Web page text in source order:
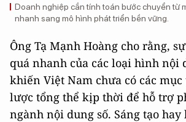
Doanh nghiệp cần tính toán bước chuyển từ
nhanh sang mô hình phát triển bền vững.
Ông Tạ Mạnh Hoàng cho rằng,
quá nhanh của các loại hình nội
khiến Việt Nam chưa có các
lược tổng thể kịp thời để hỗ trợ
ngành nội dung số. Sáng tạo